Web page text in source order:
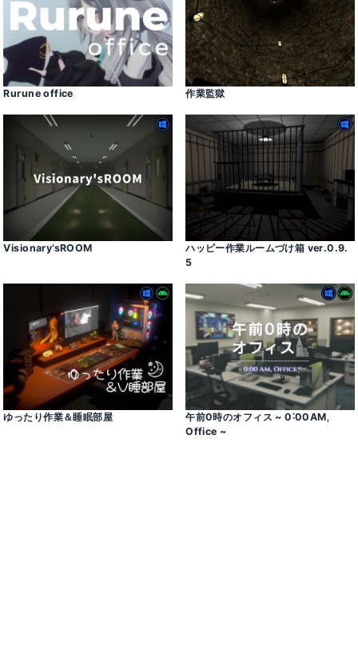
Rurune office 作業監獄
Visionary’sROOM
ハッピー作業ルームづけ箱 ver․0․9․
5
ゆったり作業＆睡眠部屋
午前0時のオフィス ~ 0˸00AM‚
Office ~